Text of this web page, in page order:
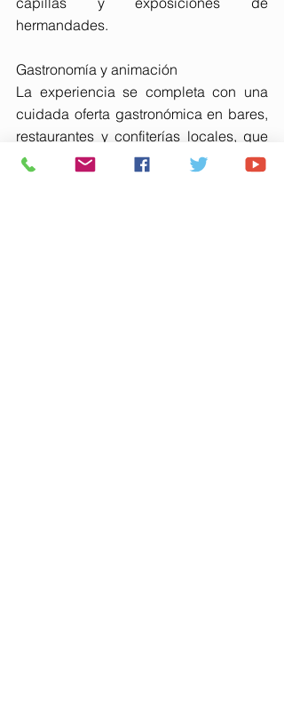
hermandades.
Gastronomía y animación
La experiencia se completa con una
cuidada oferta gastronómica en bares,
restaurantes y confiterías locales, que
presentarán tapas y platos exclusivos